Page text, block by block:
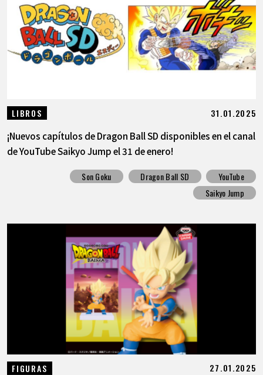
LIBROS 31.01.2025
¡Nuevos capítulos de Dragon Ball SD disponibles en el canal
de YouTube Saikyo Jump el 31 de enero!
Son Goku Dragon Ball SD
YouTube
Saikyo Jump
FIGURAS 27.01.2025